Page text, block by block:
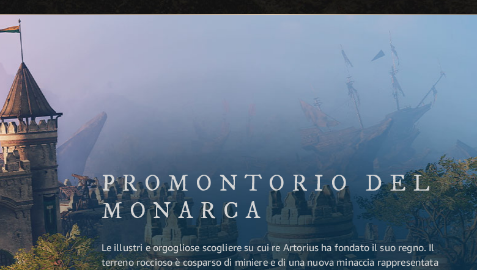
PROMONTORIO DEL
MONARCA
Le illustri e orgogliose scogliere su cui re Artorius ha fondato il suo regno. Il
terreno roccioso è cosparso di miniere e di una nuova minaccia rappresentata